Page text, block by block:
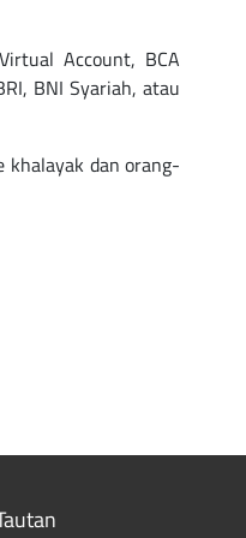
Account, BCA
BNI Syariah, atau
khalayak dan orang-